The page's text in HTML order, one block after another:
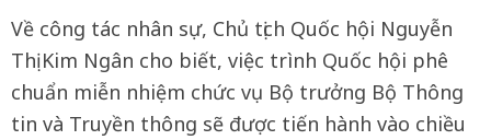
Về công tác nhân sự, Chủ tịch Quốc hội Nguyễn
Thị Kim Ngân cho biết, việc trình Quốc hội phê
chuẩn miễn nhiệm chức vụ Bộ trưởng Bộ Thông
tin và Truyền thông sẽ được tiến hành vào chiều